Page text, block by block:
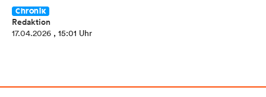
Chronik
Redaktion
17.04.2026 , 15:01 Uhr